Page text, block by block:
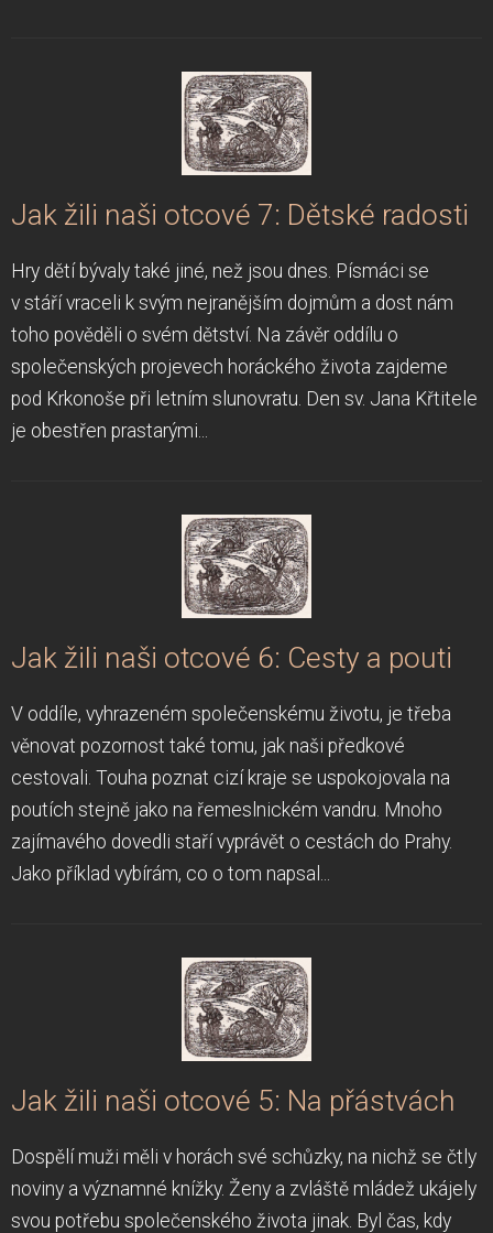
Jak žili naši otcové 7: Dětské radosti
Hry dětí bývaly také jiné, než jsou dnes. Písmáci se
v stáří vraceli k svým nejranějším dojmům a dost nám
toho pověděli o svém dětství. Na závěr oddílu o
společenských projevech horáckého života zajdeme
pod Krkonoše při letním slunovratu. Den sv. Jana Křtitele
je obestřen prastarými...
Jak žili naši otcové 6: Cesty a pouti
V oddíle, vyhrazeném společenskému životu, je třeba
věnovat pozornost také tomu, jak naši předkové
cestovali. Touha poznat cizí kraje se uspokojovala na
poutích stejně jako na řemeslnickém vandru. Mnoho
zajímavého dovedli staří vyprávět o cestách do Prahy.
Jako příklad vybírám, co o tom napsal...
Jak žili naši otcové 5: Na přástvách
Dospělí muži měli v horách své schůzky, na nichž se čtly
noviny a významné knížky. Ženy a zvláště mládež ukájely
svou potřebu společenského života jinak. Byl čas, kdy